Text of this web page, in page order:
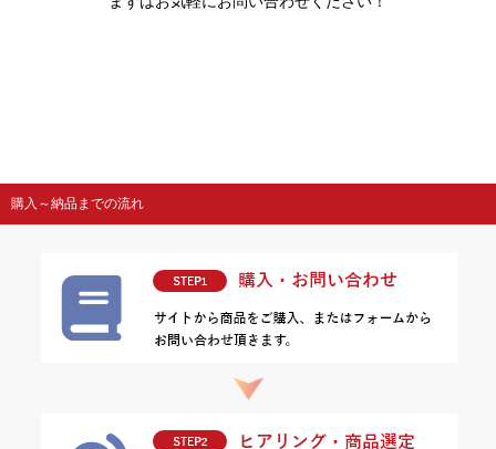
購入～納品までの流れ